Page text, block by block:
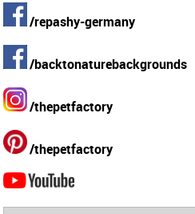
/repashy-germany
/backtonaturebackgrounds
/thepetfactory
/thepetfactory